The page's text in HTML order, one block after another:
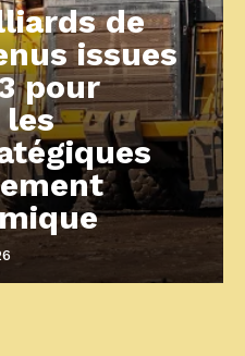
de
issues
pour